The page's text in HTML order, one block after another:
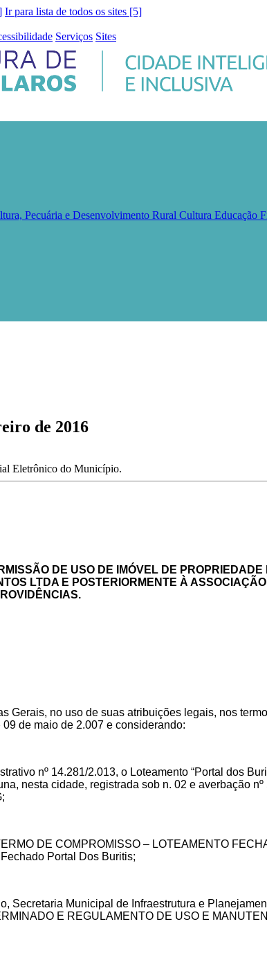
Ir para lista de todos os sites [5]
Serviços Sites
Pecuária e Desenvolvimento Rural Cultura Educação
de 2016
Eletrônico do Município.
DE USO DE IMÓVEL DE
LTDA E POSTERIORMENTE À
Gerais, no uso de suas atribuições legais, nos
de maio de 2.007 e considerando:
nº 14.281/2.013, o Loteamento “Portal dos
nesta cidade, registrada sob n. 02 e averbação
;
DE COMPROMISSO – LOTEAMENTO
Portal Dos Buritis;
Secretaria Municipal de Infraestrutura e
E REGULAMENTO DE USO E